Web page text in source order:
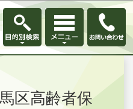
本文へ移動
区高齢者保